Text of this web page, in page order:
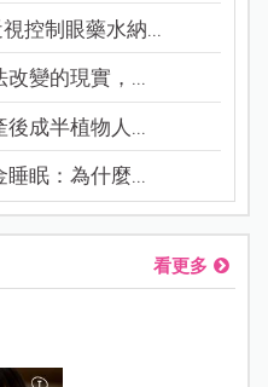
控制眼藥水納...
改變的現實，...
成半植物人...
眠：為什麼...
看更多